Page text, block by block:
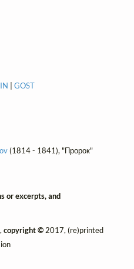
GOST
(1814 - 1841), "Пророк"
or excerpts, and
,copyright © 2017, (re)printed